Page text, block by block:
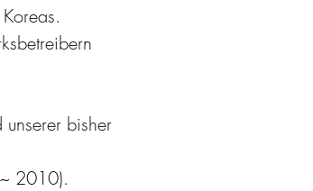
bisher
2010).